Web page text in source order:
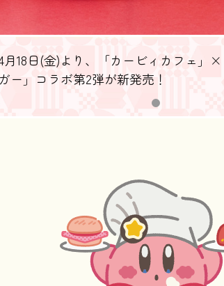
月18日(金)より、「カービィカフェ」
ー」コラボ第2弾が新発売！